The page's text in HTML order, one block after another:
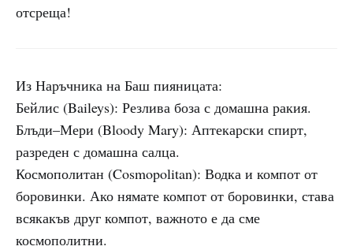
отсреща!
Из Наръчника на Баш пияницата:
Бейлис (Baileys): Резлива боза с домашна ракия.
Блъди–Мери (Bloody Mary): Аптекарски спирт,
разреден с домашна салца.
Космополитан (Cosmopolitan): Водка и компот от
боровинки. Ако нямате компот от боровинки, става
всякакъв друг компот, важното е да сме
космополитни.